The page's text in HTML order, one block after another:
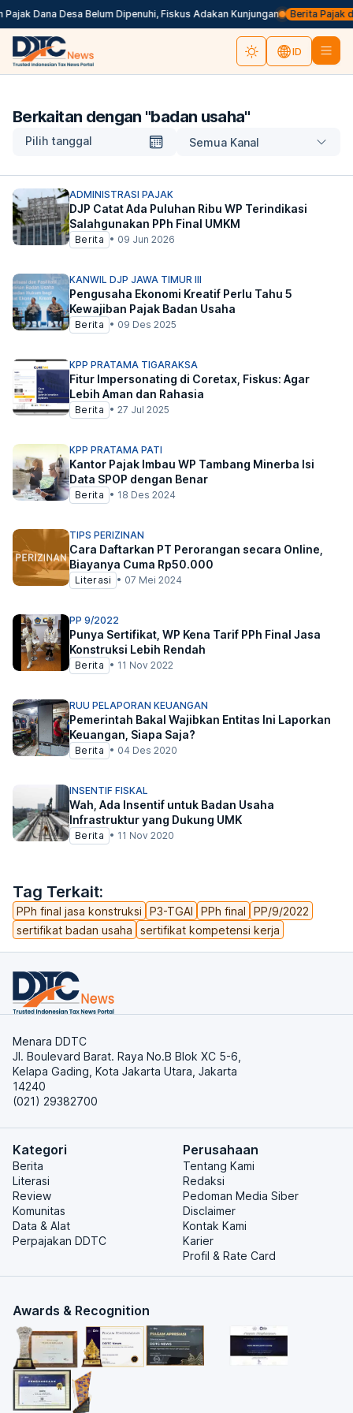
Dana Desa Belum Dipenuhi, Fiskus Adakan Kunjungan Berita Pajak
ID
Berkaitan dengan "badan usaha"
Pilih tanggal Semua Kanal
Tag Terkait:
PPh final jasa konstruksi P3-TGAI PPh final
PP/9/2022
sertifikat badan usaha
sertifikat kompetensi kerja
ADMINISTRASI PAJAK
DJP Catat Ada Puluhan Ribu WP Terindikasi
Salahgunakan PPh Final UMKM
Berita • 09 Jun 2026
KANWIL DJP JAWA TIMUR III
Pengusaha Ekonomi Kreatif Perlu Tahu 5
Kewajiban Pajak Badan Usaha
Berita • 09 Des 2025
KPP PRATAMA TIGARAKSA
Fitur Impersonating di Coretax, Fiskus: Agar
Lebih Aman dan Rahasia
Berita • 27 Jul 2025
KPP PRATAMA PATI
Kantor Pajak Imbau WP Tambang Minerba Isi
Data SPOP dengan Benar
Berita • 18 Des 2024
TIPS PERIZINAN
Cara Daftarkan PT Perorangan secara Online,
Biayanya Cuma Rp50.000
Literasi • 07 Mei 2024
PP 9/2022
Punya Sertifikat, WP Kena Tarif PPh Final Jasa
Konstruksi Lebih Rendah
Berita • 11 Nov 2022
RUU PELAPORAN KEUANGAN
Pemerintah Bakal Wajibkan Entitas Ini Laporkan
Keuangan, Siapa Saja?
Berita • 04 Des 2020
INSENTIF FISKAL
Wah, Ada Insentif untuk Badan Usaha
Infrastruktur yang Dukung UMK
Berita • 11 Nov 2020
Menara DDTC
Jl. Boulevard Barat. Raya No.B Blok XC 5-6,
Kelapa Gading, Kota Jakarta Utara, Jakarta
14240
(021) 29382700
Kategori
Berita
Literasi
Review
Komunitas
Data & Alat
Perpajakan DDTC
Perusahaan
Tentang Kami
Redaksi
Pedoman Media Siber
Disclaimer
Kontak Kami
Karier
Profil & Rate Card
Awards & Recognition